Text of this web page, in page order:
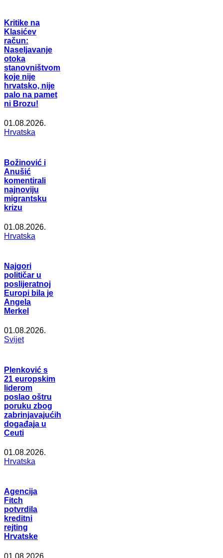
Kritike na
Klasićev
račun:
Naseljavanje
otoka
stanovništvom
koje nije
hrvatsko, nije
palo na pamet
ni Brozu!
01.08.2026.
Hrvatska
Božinović i
Anušić
komentirali
najnoviju
migrantsku
krizu
01.08.2026.
Hrvatska
Najgori
političar u
poslijeratnoj
Europi bila je
Angela
Merkel
01.08.2026.
Svijet
Plenković s
21 europskim
liderom
poslao oštru
poruku zbog
zabrinjavajućih
događaja u
Ceuti
01.08.2026.
Hrvatska
Agencija
Fitch
potvrdila
kreditni
rejting
Hrvatske
01.08.2026.